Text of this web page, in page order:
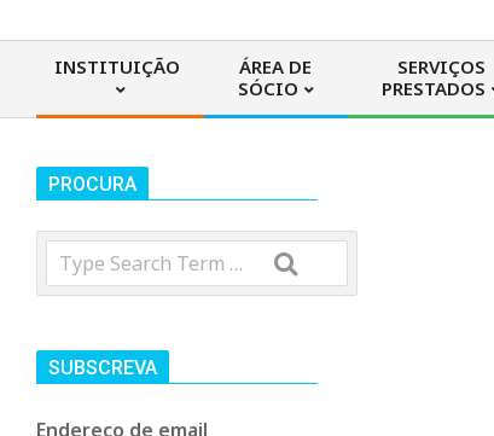
e
n
t
r
o
INSTITUIÇÃO
ÁREA DE
SÓCIO
SERVIÇOS
PRESTADOS
PROCURA
Search
SUBSCREVA
Endereço de email